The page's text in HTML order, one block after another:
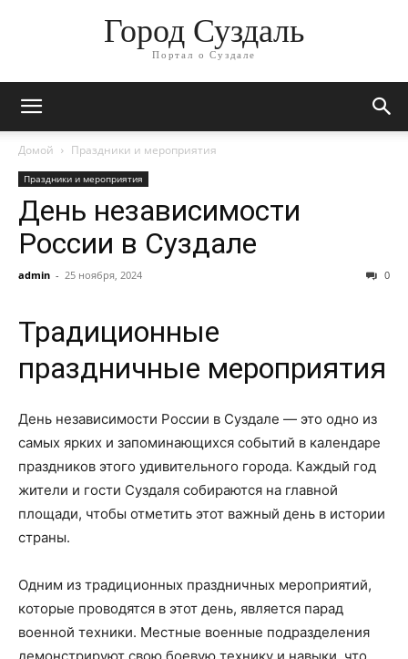
Город Суздаль
Портал о Суздале
Домой Праздники и мероприятия
Праздники и мероприятия
День независимости
России в Суздале
admin - 25 ноября, 2024 0
Традиционные
праздничные мероприятия
День независимости России в Суздале — это одно из
самых ярких и запоминающихся событий в календаре
праздников этого удивительного города. Каждый год
жители и гости Суздаля собираются на главной
площади, чтобы отметить этот важный день в истории
страны.
Одним из традиционных праздничных мероприятий,
которые проводятся в этот день, является парад
военной техники. Местные военные подразделения